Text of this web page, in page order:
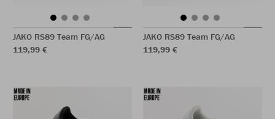
JAKO RS89 Team FG/AG
119,99 €
JAKO RS89 Team FG/AG
119,99 €